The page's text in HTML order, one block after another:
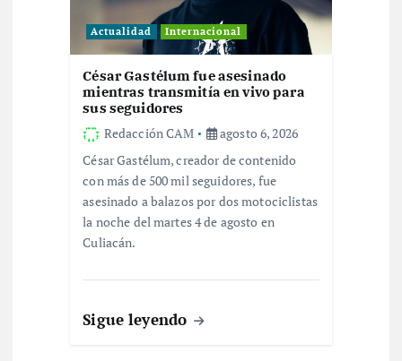
Actualidad Internacional
César Gastélum fue asesinado
mientras transmitía en vivo para
sus seguidores
Redacción CAM
agosto 6, 2026
César Gastélum, creador de contenido
con más de 500 mil seguidores, fue
asesinado a balazos por dos motociclistas
la noche del martes 4 de agosto en
Culiacán.
Sigue leyendo